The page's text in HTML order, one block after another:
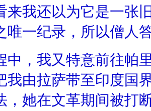
来我还以为它是一张
唯一纪录，所以僧人
中，我又特意前往帕
我由拉萨带至印度国
，她在文革期间被打